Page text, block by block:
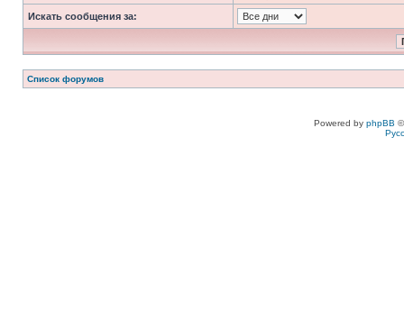
Искать сообщения за:
Список форумов
Powered by phpBB